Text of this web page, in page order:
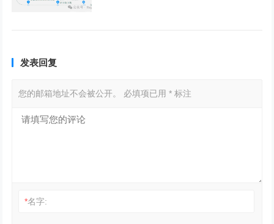
发表回复
您的邮箱地址不会被公开。 必填项已用* 标注
*名字: